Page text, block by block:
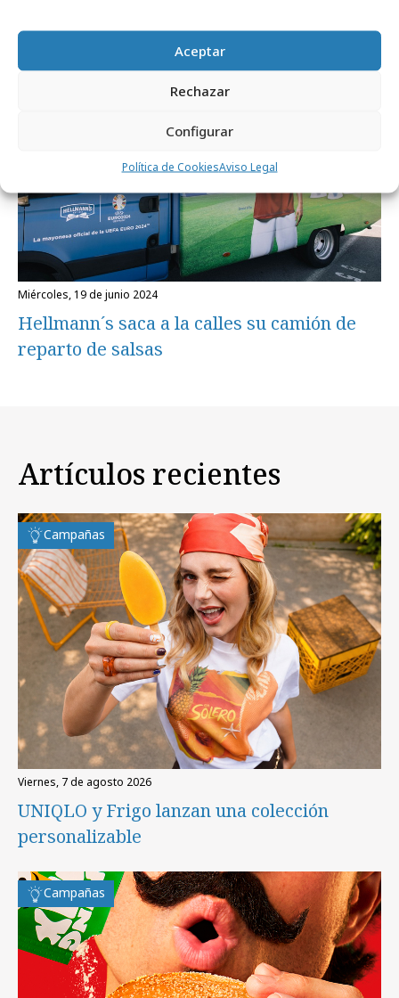
Aceptar
Rechazar
Configurar
Política de CookiesAviso Legal
miércoles, 19 de junio 2024
Hellmann´s saca a la calles su camión de
reparto de salsas
Artículos recientes
Campañas
viernes, 7 de agosto 2026
UNIQLO y Frigo lanzan una colección
personalizable
Campañas